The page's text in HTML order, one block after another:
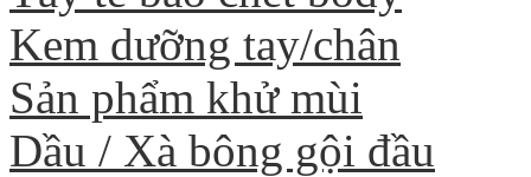
Kem dưỡng tay/chân
Sản phẩm khử mùi
Dầu / Xà bông gội đầu